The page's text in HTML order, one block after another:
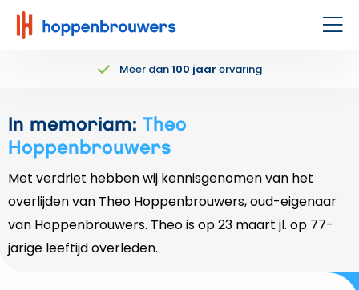
Hoppenbrouwers
|
Meer dan100 jaar ervaring
In memoriam: Theo
Hoppenbrouwers
Met verdriet hebben wij kennisgenomen van het
overlijden van Theo Hoppenbrouwers, oud-eigenaar
van Hoppenbrouwers. Theo is op 23 maart jl. op 77-
jarige leeftijd overleden.